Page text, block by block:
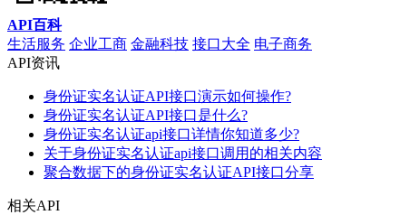
API百科
生活服务 企业工商 金融科技 接口大全 电子商务
API资讯
身份证实名认证API接口演示如何操作?
身份证实名认证API接口是什么?
身份证实名认证api接口详情你知道多少?
关于身份证实名认证api接口调用的相关内容
聚合数据下的身份证实名认证API接口分享
相关API